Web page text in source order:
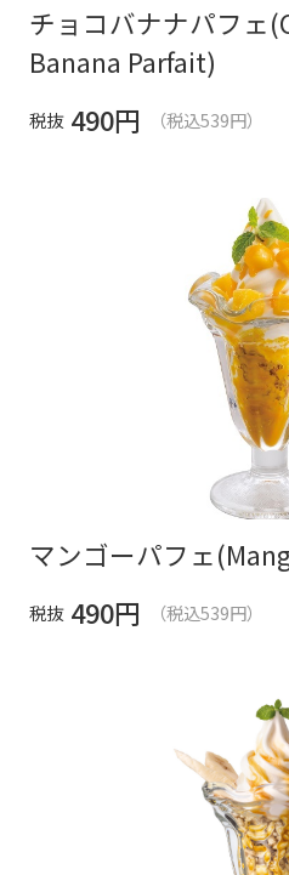
チョコバナナパフェ
Banana Parfait)
税抜 490円 （税込539円）
マンゴーパフェ
税抜 490円 （税込539円）